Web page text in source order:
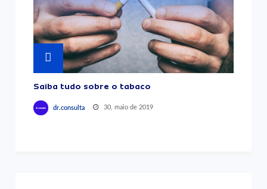
Saiba tudo sobre o tabaco
dr.consulta 30, maio de 2019